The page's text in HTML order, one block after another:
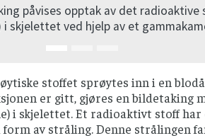
opptak av det radioaktive stoffet
ved hjelp av et gammakamera.
stoffet sprøytes inn i en
er gitt, gjøres en bildetaking
i skjelettet. Et radioaktivt stoff har
av stråling. Denne strålingen